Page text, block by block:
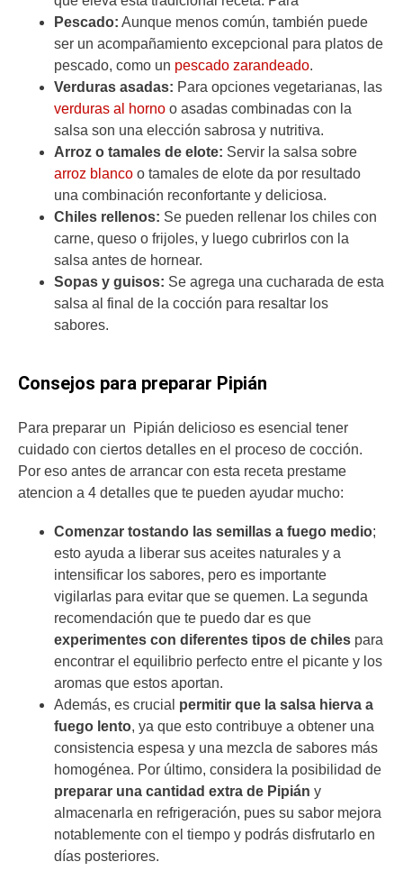
Pescado: Aunque menos común, también puede
ser un acompañamiento excepcional para platos de
pescado, como un pescado zarandeado.
Verduras asadas: Para opciones vegetarianas, las
verduras al horno o asadas combinadas con la
salsa son una elección sabrosa y nutritiva.
Arroz o tamales de elote: Servir la salsa sobre
arroz blanco o tamales de elote da por resultado
una combinación reconfortante y deliciosa.
Chiles rellenos: Se pueden rellenar los chiles con
carne, queso o frijoles, y luego cubrirlos con la
salsa antes de hornear.
Sopas y guisos: Se agrega una cucharada de esta
salsa al final de la cocción para resaltar los
sabores.
Consejos para preparar Pipián
Para preparar un Pipián delicioso es esencial tener
cuidado con ciertos detalles en el proceso de cocción.
Por eso antes de arrancar con esta receta prestame
atencion a 4 detalles que te pueden ayudar mucho:
Comenzar tostando las semillas a fuego medio;
esto ayuda a liberar sus aceites naturales y a
intensificar los sabores, pero es importante
vigilarlas para evitar que se quemen. La segunda
recomendación que te puedo dar es que
experimentes con diferentes tipos de chiles para
encontrar el equilibrio perfecto entre el picante y los
aromas que estos aportan.
Además, es crucial permitir que la salsa hierva a
fuego lento, ya que esto contribuye a obtener una
consistencia espesa y una mezcla de sabores más
homogénea. Por último, considera la posibilidad de
preparar una cantidad extra de Pipián y
almacenarla en refrigeración, pues su sabor mejora
notablemente con el tiempo y podrás disfrutarlo en
días posteriores.